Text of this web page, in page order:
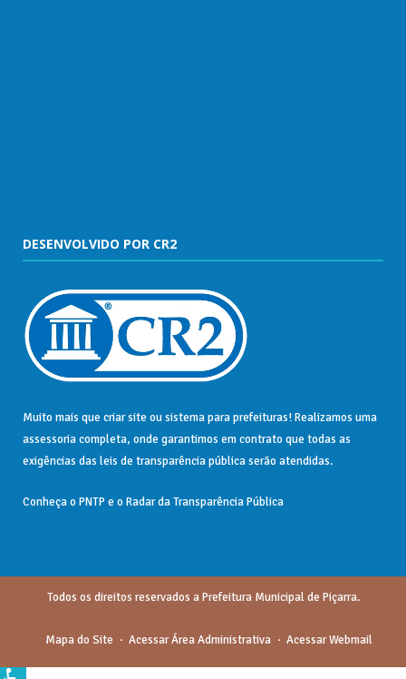
DESENVOLVIDO POR CR2
Muito mais que criar site ousistema para prefeituras! Realizamos uma
assessoriacompleta, onde garantimos em contrato que todas as
exigências das leis de transparência públicaserão atendidas.
Conheça o PNTP e o Radar da Transparência Pública
Todos os direitos reservados a Prefeitura Municipal de Piçarra.
Mapa do Site Acessar Área Administrativa Acessar Webmail